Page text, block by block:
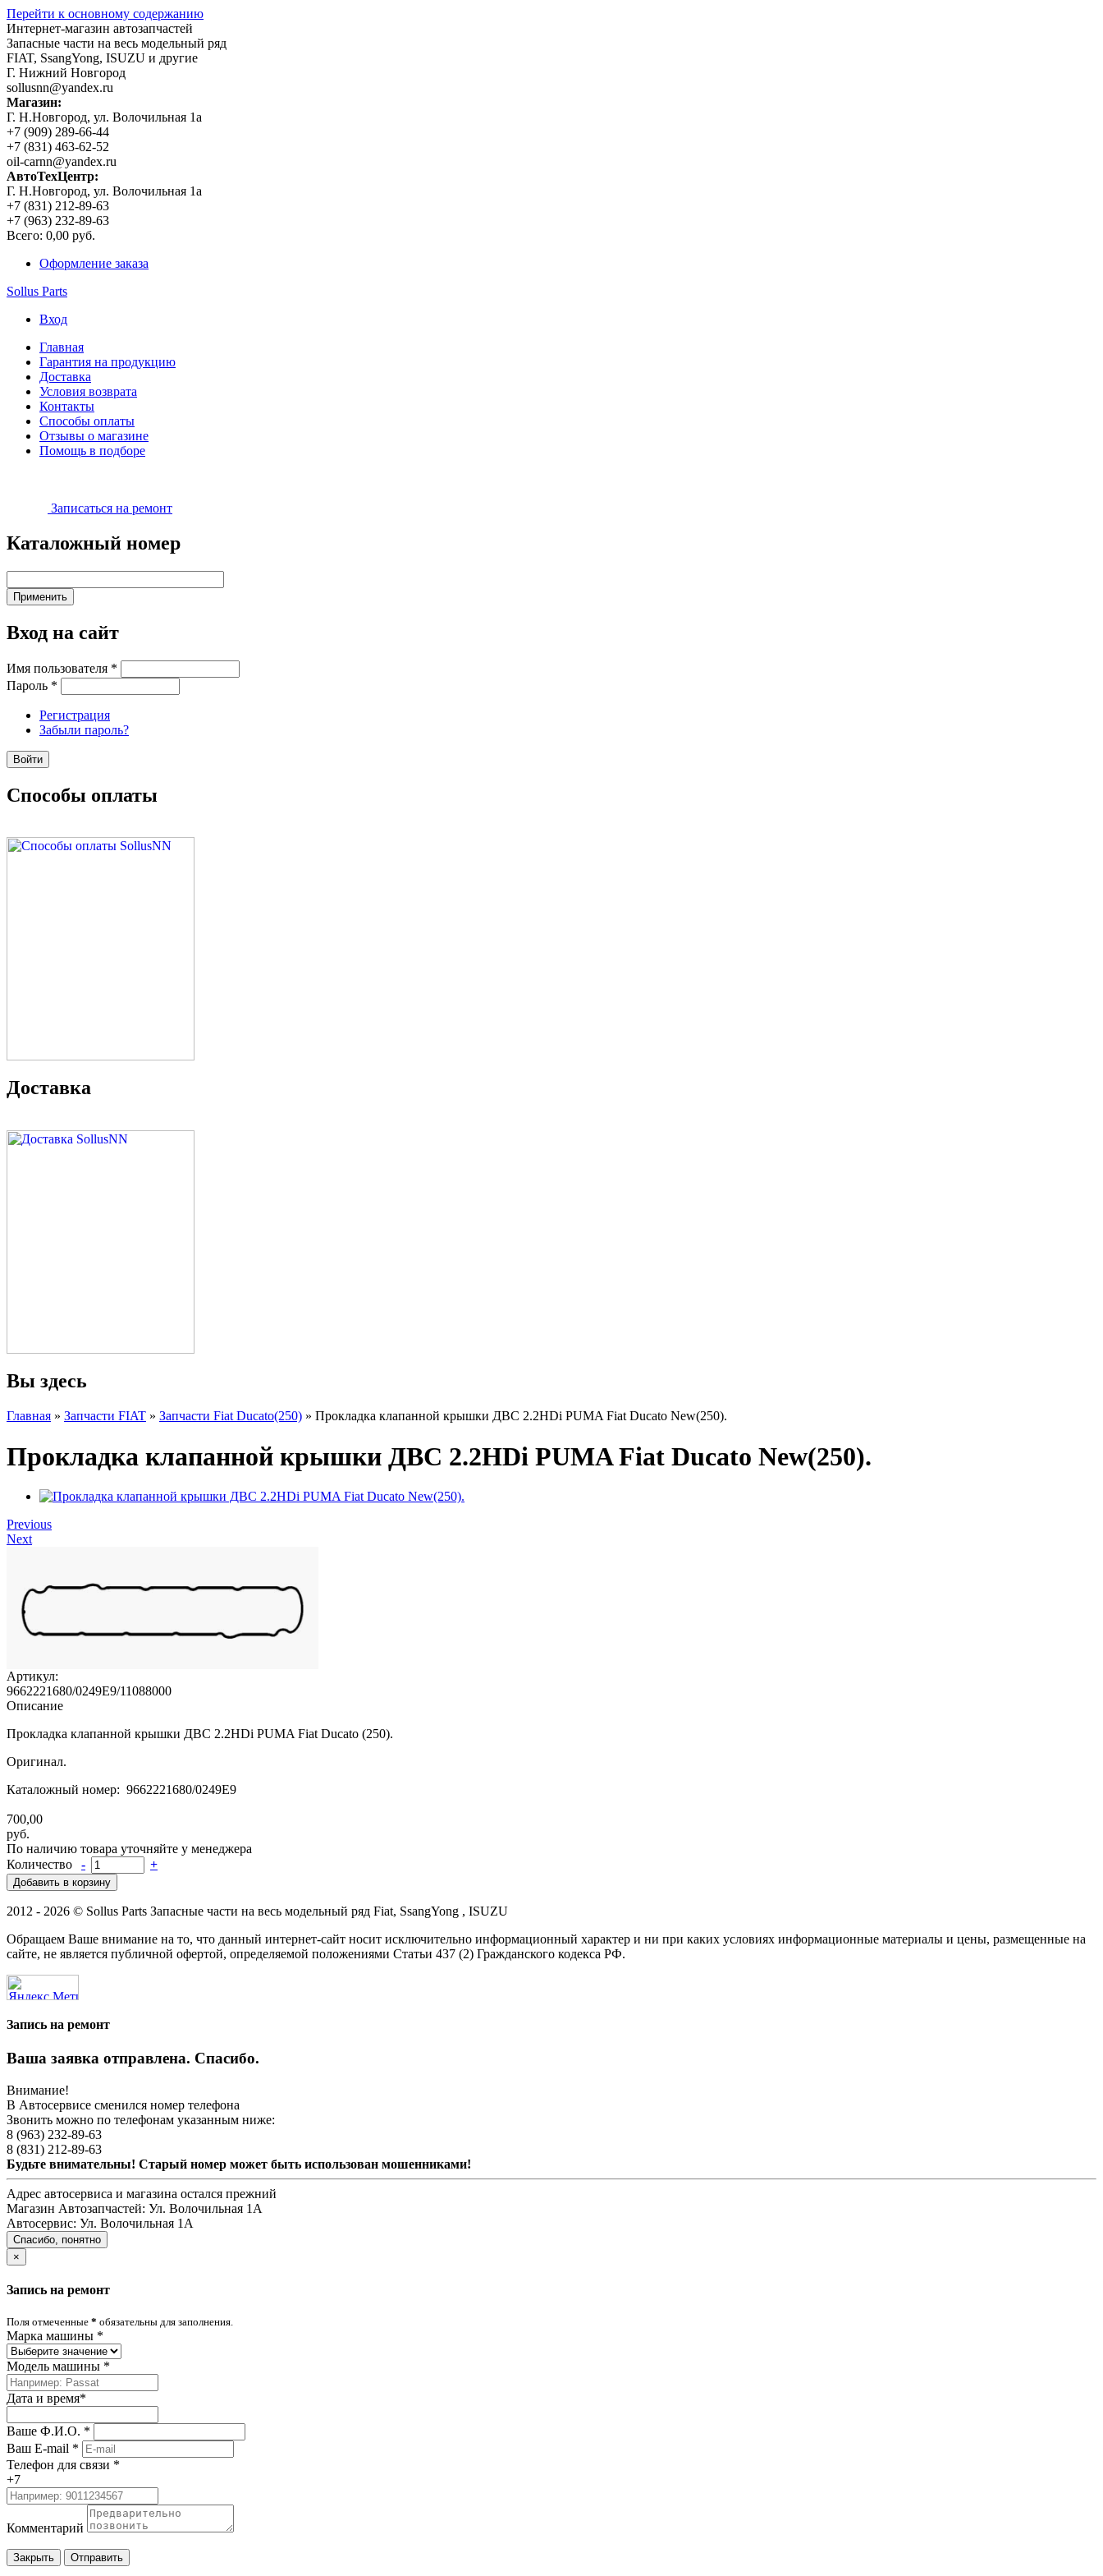
Перейти к основному содержанию
Интернет-магазин автозапчастей
Запасные части на весь модельный ряд
FIAT, SsangYong, ISUZU и другие
Г. Нижний Новгород
sollusnn@yandex.ru
Магазин:
Г. Н.Новгород, ул. Волочильная 1а
+7 (909) 289-66-44
+7 (831) 463-62-52
oil-carnn@yandex.ru
АвтоТехЦентр:
Г. Н.Новгород, ул. Волочильная 1а
+7 (831) 212-89-63
+7 (963) 232-89-63
Всего: 0,00 руб.
Оформление заказа
Sollus Parts
Вход
Главная
Гарантия на продукцию
Доставка
Условия возврата
Контакты
Способы оплаты
Отзывы о магазине
Помощь в подборе
Записаться на ремонт
Каталожный номер
Вход на сайт
Имя пользователя *
Пароль *
Регистрация
Забыли пароль?
Способы оплаты
Доставка
Вы здесь
Главная » Запчасти FIAT » Запчасти Fiat Ducato(250) » Прокладка клапанной крышки ДВС 2.2HDi PUMA Fiat Ducato New(250).
Прокладка клапанной крышки ДВС 2.2HDi PUMA Fiat Ducato New(250).
Previous
Next
Артикул:
9662221680/0249E9/11088000
Описание
Прокладка клапанной крышки ДВС 2.2HDi PUMA Fiat Ducato (250).
Оригинал.
Каталожный номер: 9662221680/0249E9
700,00
руб.
По наличию товара уточняйте у менеджера
Количество
- +
2012 - 2026 © Sollus Parts Запасные части на весь модельный ряд Fiat, SsangYong , ISUZU
Обращаем Ваше внимание на то, что данный интернет-сайт носит исключительно информационный характер и ни при каких условиях информационные материалы и цены, размещенные на
сайте, не является публичной офертой, определяемой положениями Статьи 437 (2) Гражданского кодекса РФ.
Запись на ремонт
Ваша заявка отправлена. Спасибо.
Внимание!
В Автосервисе сменился номер телефона
Звонить можно по телефонам указанным ниже:
8 (963) 232-89-63
8 (831) 212-89-63
Будьте внимательны! Старый номер может быть использован мошенниками!
Адрес автосервиса и магазина остался прежний
Магазин Автозапчастей: Ул. Волочильная 1А
Автосервис: Ул. Волочильная 1А
Спасибо, понятно
×
Запись на ремонт
Поля отмеченные * обязательны для заполнения.
Марка машины *
Модель машины *
Дата и время*
Ваше Ф.И.О. *
Ваш E-mail *
Телефон для связи *
+7
Комментарий
Закрыть Отправить